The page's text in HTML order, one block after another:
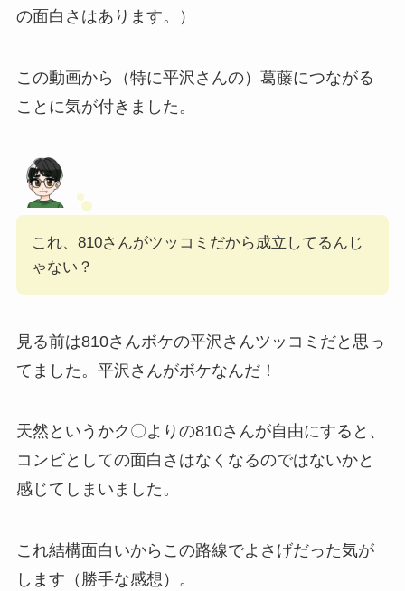
の面白さはあります。）
この動画から（特に平沢さんの）葛藤につながる
ことに気が付きました。
これ、810さんがツッコミだから成立してるんじ
ゃない？
見る前は810さんボケの平沢さんツッコミだと思っ
てました。平沢さんがボケなんだ！
天然というかク〇よりの810さんが自由にすると、
コンビとしての面白さはなくなるのではないかと
感じてしまいました。
これ結構面白いからこの路線でよさげだった気が
します（勝手な感想）。